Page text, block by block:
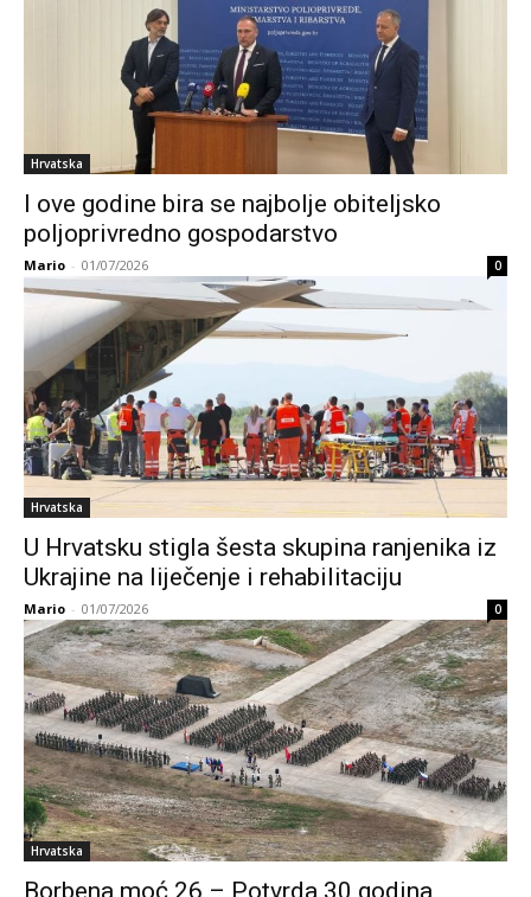
Hrvatska
I ove godine bira se najbolje obiteljsko
poljoprivredno gospodarstvo
Mario - 01/07/2026 0
Hrvatska
U Hrvatsku stigla šesta skupina ranjenika iz
Ukrajine na liječenje i rehabilitaciju
Mario - 01/07/2026 0
Hrvatska
Borbena moć 26 – Potvrda 30 godina